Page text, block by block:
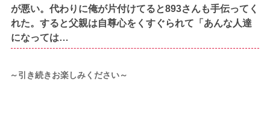
が悪い。代わりに俺が片付けてると893さんも手伝ってく
れた。すると父親は自尊心をくすぐられて「あんな人達
になっては…
～引き続きお楽しみください～